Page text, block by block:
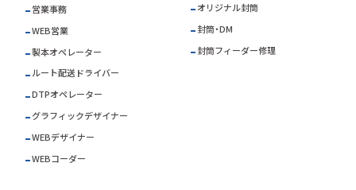
営業事務
WEB営業
製本オペレーター
ルート配送ドライバー
DTPオペレーター
グラフィックデザイナー
WEBデザイナー
WEBコーダー
オリジナル封筒
封筒・DM
封筒フィーダー修理